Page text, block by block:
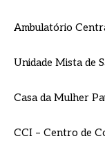
Ambulatório
Unidade Mista de
Casa da Mulher
CCI – Centro de